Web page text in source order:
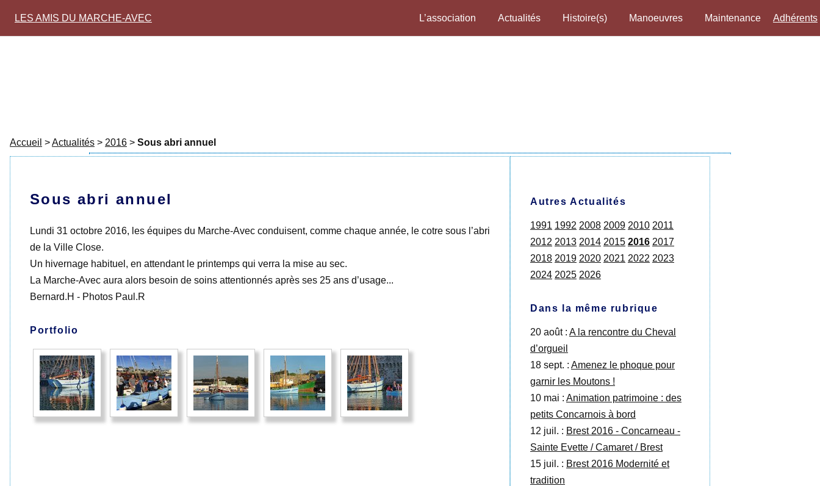
LES AMIS DU MARCHE-AVEC L’association Actualités Histoire(s) Manoeuvres Maintenance Adhérents
Accueil >Actualités > 2016 > Sous abri annuel
Sous abri annuel
Lundi 31 octobre 2016, les équipes du Marche-Avec conduisent, comme chaque année, le cotre sous l’abri
de la Ville Close.
Un hivernage habituel, en attendant le printemps qui verra la mise au sec.
La Marche-Avec aura alors besoin de soins attentionnés après ses 25 ans d’usage...
Bernard.H - Photos Paul.R
Portfolio
Autres Actualités
1991 1992 2008 2009 2010 2011
2012 2013 2014 2015 2016 2017
2018 2019 2020 2021 2022 2023
2024 2025 2026
Dans la même rubrique
20 août : A la rencontre du Cheval
d’orgueil
18 sept. : Amenez le phoque pour
garnir les Moutons !
10 mai : Animation patrimoine : des
petits Concarnois à bord
12 juil. : Brest 2016 - Concarneau -
Sainte Evette / Camaret / Brest
15 juil. : Brest 2016 Modernité et
tradition